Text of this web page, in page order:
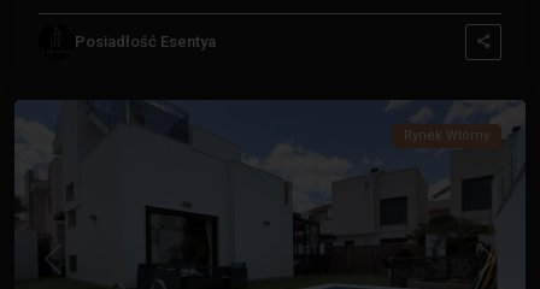
Posiadłość Esentya
Nuevas,
Poprzedni
Rynek Wtórny